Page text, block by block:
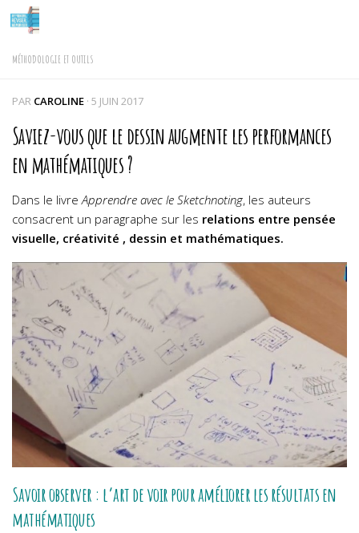
Skip to content
MÉTHODOLOGIE ET OUTILS
PAR CAROLINE · 5 JUIN 2017
Saviez-vous que le dessin augmente les performances
en mathématiques ?
Dans le livreApprendre avec le Sketchnoting, les auteurs
consacrent un paragraphe sur les relations entre pensée
visuelle, créativité , dessin et mathématiques.
Savoir observer : l’art de voir pour améliorer les résultats en
mathématiques